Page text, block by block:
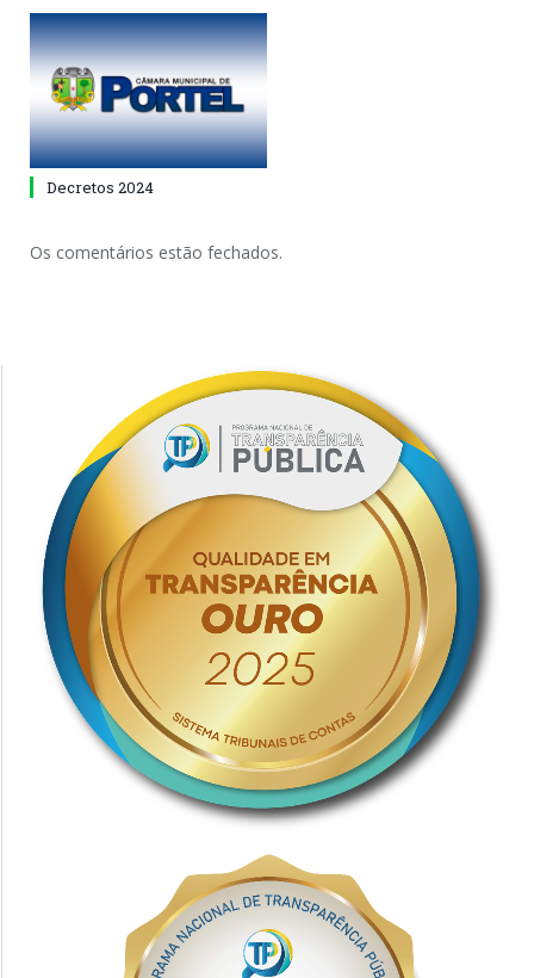
Decretos 2024
Os comentários estão fechados.